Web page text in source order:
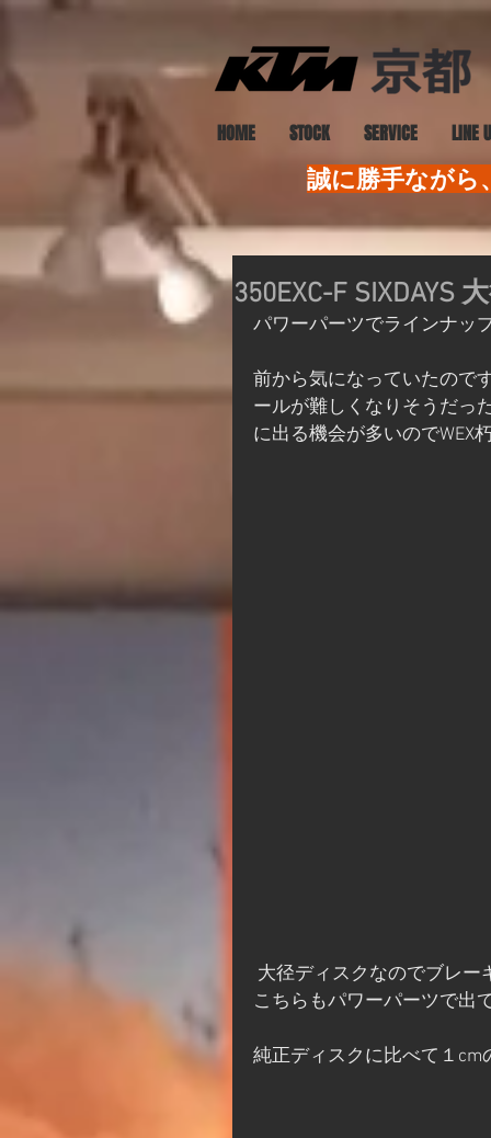
HOME STOCK SERVICE LINE
誠に勝手ながら
350EXC-F SIXDAYS
パワーパーツでラインナッ
前から気になっていたので
ールが難しくなりそうだっ
に出る機会が多いのでWEX
こちらもパワーパーツで出
純正ディスクに比べて１